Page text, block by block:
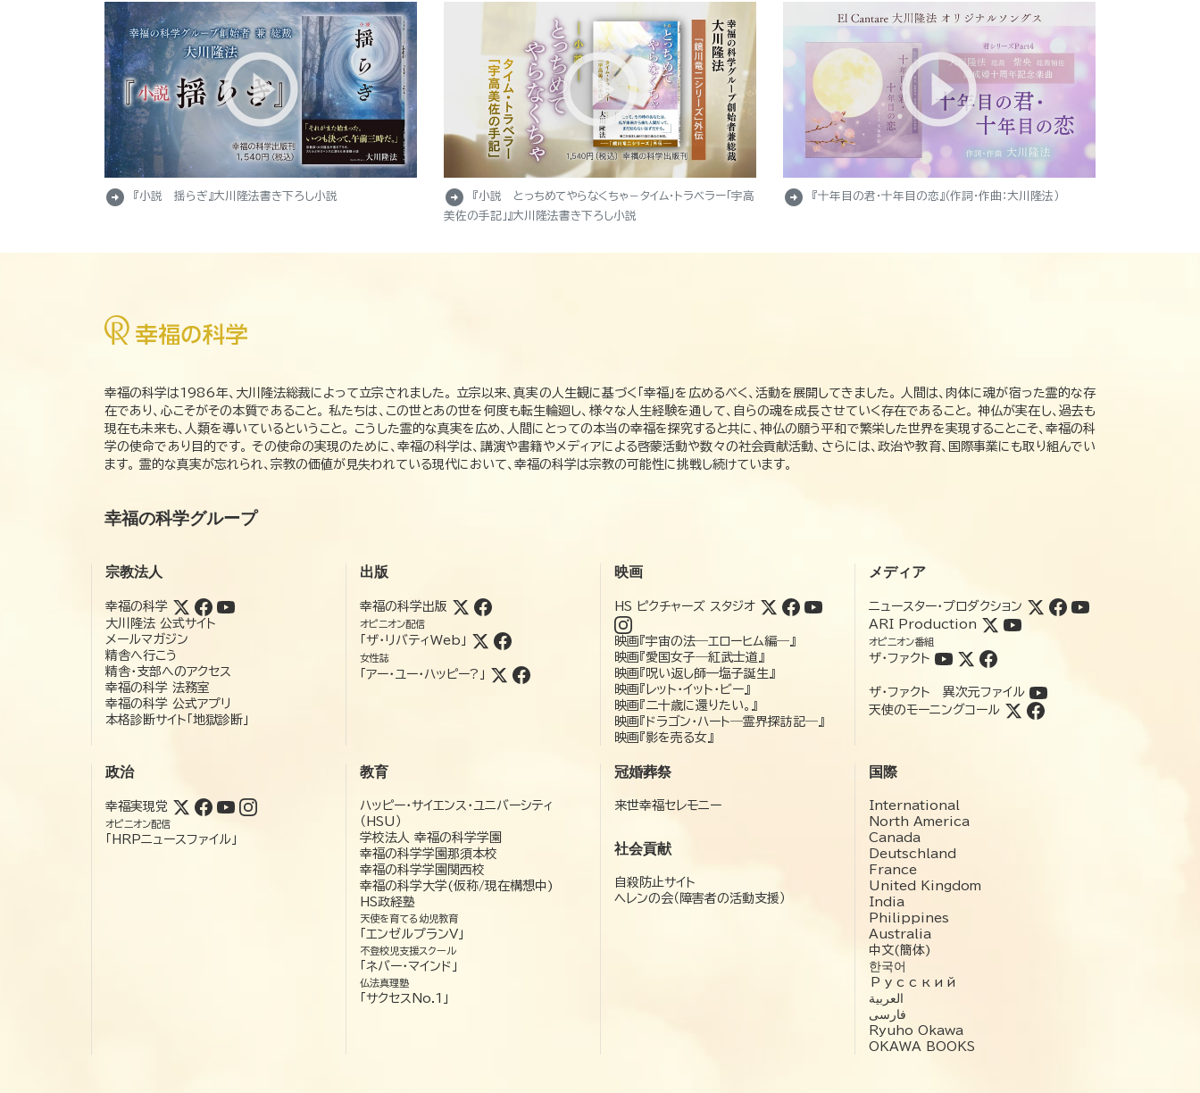
arrow_circle_right 『小説 揺らぎ』大川隆法書き下ろし小説 arrow_circle_right
『小説 とっちめてやらなくちゃ－タイム・トラベラー「宇高
美佐の手記」』大川隆法書き下ろし小説
arrow_circle_right 『十年目の君・十年目の恋』（作詞・作曲：大川隆法）
幸福の科学は1986年、大川隆法総裁によって立宗されました。 立宗以来、真実の人生観に基づく「幸福」を広めるべく、活動を展開してきました。 人間は、肉体に魂が宿った霊的な存
在であり、心こそがその本質であること。 私たちは、この世とあの世を何度も転生輪廻し、様々な人生経験を通して、自らの魂を成長させていく存在であること。 神仏が実在し、過去も
現在も未来も、人類を導いているということ。 こうした霊的な真実を広め、人間にとっての本当の幸福を探究すると共に、神仏の願う平和で繁栄した世界を実現することこそ、幸福の科
学の使命であり目的です。 その使命の実現のために、幸福の科学は、講演や書籍やメディアによる啓蒙活動や数々の社会貢献活動、さらには、政治や教育、国際事業にも取り組んでい
ます。 霊的な真実が忘れられ、宗教の価値が見失われている現代において、幸福の科学は宗教の可能性に挑戦し続けています。
幸福の科学グループ
宗教法人
幸福の科学
大川隆法 公式サイト
メールマガジン
精舎へ行こう
精舎・支部へのアクセス
幸福の科学 法務室
幸福の科学 公式アプリ
本格診断サイト「地獄診断」
出版
幸福の科学出版
オピニオン配信
「ザ・リバティWeb」
女性誌
「アー・ユー・ハッピー?」
映画
HS ピクチャーズ スタジオ
映画『宇宙の法―エローヒム編―』
映画『愛国女子―紅武士道』
映画『呪い返し師—塩子誕生』
映画『レット・イット・ビー』
映画『二十歳に還りたい。』
映画『ドラゴン・ハート―霊界探訪記―』
映画『影を売る女』
メディア
ニュースター・プロダクション
ARI Production
オピニオン番組
ザ・ファクト
ザ・ファクト 異次元ファイル
天使のモーニングコール
政治
幸福実現党
オピニオン配信
「HRPニュースファイル」
教育
ハッピー・サイエンス・ユニバーシティ
（HSU）
学校法人 幸福の科学学園
幸福の科学学園那須本校
幸福の科学学園関西校
幸福の科学大学(仮称/現在構想中)
HS政経塾
天使を育てる幼児教育
「エンゼルプランV」
不登校児支援スクール
「ネバー・マインド」
仏法真理塾
「サクセスNo.1」
冠婚葬祭
来世幸福セレモニー
社会貢献
自殺防止サイト
ヘレンの会（障害者の活動支援）
国際
International
North America
Canada
Deutschland
France
United Kingdom
India
Philippines
Australia
中文(簡体)
한국어
Русский
العربية‏
فارسی
Ryuho Okawa
OKAWA BOOKS